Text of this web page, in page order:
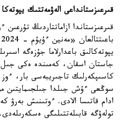
قىرعىزستانداعى الەۋمەتتىك يپوتەكا
قىرعىزستاندا ازاماتتاردىڭ
جاستان اسقان، كەمىندە ەكى
كاسىپكەرلىك تاجىريبەسى بار،
سوڭعى ءۇش جىلدا جىلجىمايتىن
ادام قاتىسا الادى. ءوتىنىش بەرۋ
تولەۋگە قابىلەتتىلىگى ەسكەرىلەدى.